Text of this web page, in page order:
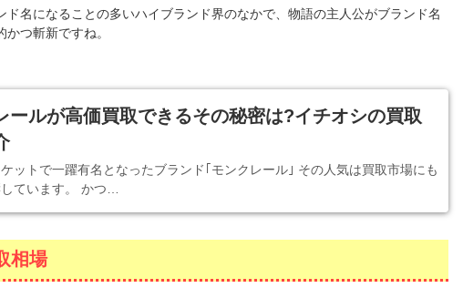
ド名になることの多いハイブランド界のなかで、物語の主人公がブランド名
つ斬新ですね。
ールが高価買取できるその秘密は?イチオシの買取
ットで一躍有名となったブランド｢モンクレール｣ その人気は買取市場にも
ています。 かつ…
相場